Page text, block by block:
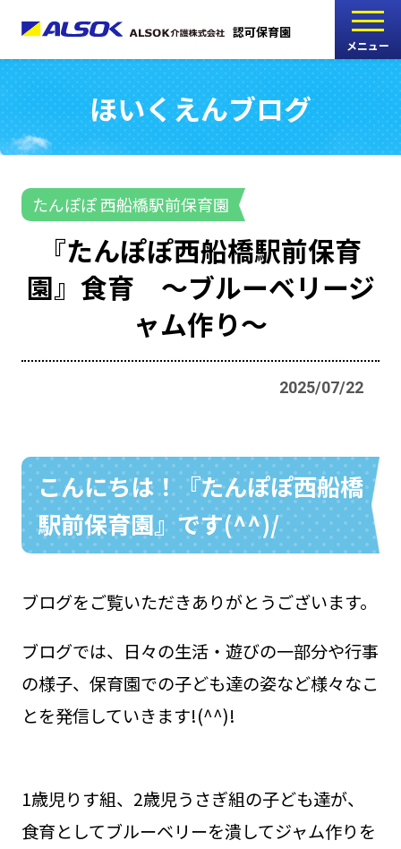
認可保育園
メニュー
こどもの家
志木中宗岡保育園
たんぽぽ
西船橋駅前保育園
たんぽぽ
海神町南保育園
採用情報
048-631-3721 お問い合わせ
ほいくえんブログ
たんぽぽ 西船橋駅前保育園
『たんぽぽ西船橋駅前保育
園』食育 ～ブルーベリージ
ャム作り～
2025/07/22
こんにちは！『たんぽぽ西船橋
駅前保育園』です(^^)/
ブログをご覧いただきありがとうございます。
ブログでは、日々の生活・遊びの一部分や行事
の様子、保育園での子ども達の姿など様々なこ
とを発信していきます!(^^)!
1歳児りす組、2歳児うさぎ組の子ども達が、
食育としてブルーベリーを潰してジャム作りを